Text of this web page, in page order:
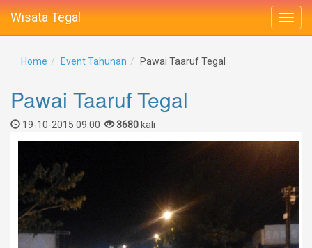
Wisata Tegal
Home Event Tahunan Pawai Taaruf Tegal
Pawai Taaruf Tegal
19-10-2015 09:00 3680 kali